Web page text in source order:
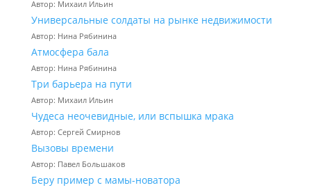
Автор: Михаил Ильин
Универсальные солдаты на рынке недвижимости
Автор: Нина Рябинина
Атмосфера бала
Автор: Нина Рябинина
Три барьера на пути
Автор: Михаил Ильин
Чудеса неочевидные, или вспышка мрака
Автор: Сергей Смирнов
Вызовы времени
Автор: Павел Большаков
Беру пример с мамы-новатора